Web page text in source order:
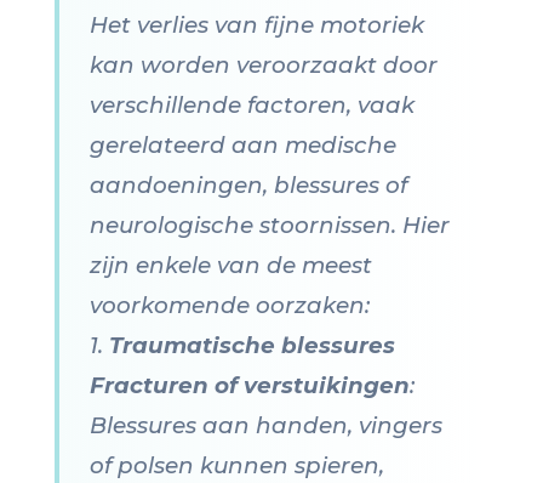
Het verlies van fijne motoriek
kan worden veroorzaakt door
verschillende factoren, vaak
gerelateerd aan medische
aandoeningen, blessures of
neurologische stoornissen. Hier
zijn enkele van de meest
voorkomende oorzaken:
1. Traumatische blessures
Fracturen of verstuikingen:
Blessures aan handen, vingers
of polsen kunnen spieren,